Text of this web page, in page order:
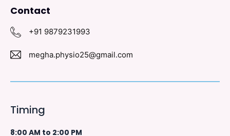
Contact
+91 9879231993
megha.physio25@gmail.com
Timing
8:00 AM to 2:00 PM